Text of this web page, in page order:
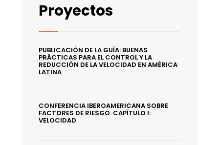
Proyectos
PUBLICACIÓN DE LA GUÍA: BUENAS
PRÁCTICAS PARA EL CONTROL Y LA
REDUCCIÓN DE LA VELOCIDAD EN AMÉRICA
LATINA
CONFERENCIA IBEROAMERICANA SOBRE
FACTORES DE RIESGO. CAPÍTULO I:
VELOCIDAD